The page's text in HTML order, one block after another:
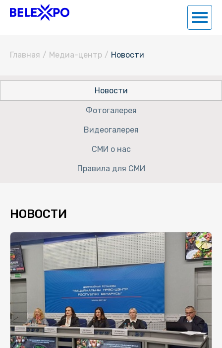
Главная / Медиа-центр / Новости
Новости
Фотогалерея
Видеогалерея
СМИ о нас
Правила для СМИ
НОВОСТИ